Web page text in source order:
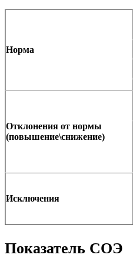
Норма
Отклонения от нормы
(повышение\снижение)
Исключения
Показатель СОЭ